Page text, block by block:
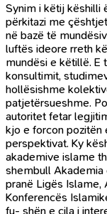
Synim i këtij këshilli
përkitazi me
në bazë të
luftës ideore rreth
mundësi e këtillë. E
konsultimit,
hollësishme
patjetërsueshme.
autoritet fetar
kjo e forcon pozitën
perspektivat. Ky
akademive islame
shembull Akademia
pranë Ligës Islame,
Konferencës
fu- shën e cila i